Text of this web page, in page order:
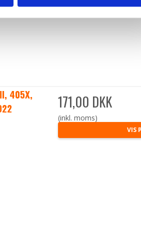
405X,
171,00 DKK
(inkl. moms)
VIS